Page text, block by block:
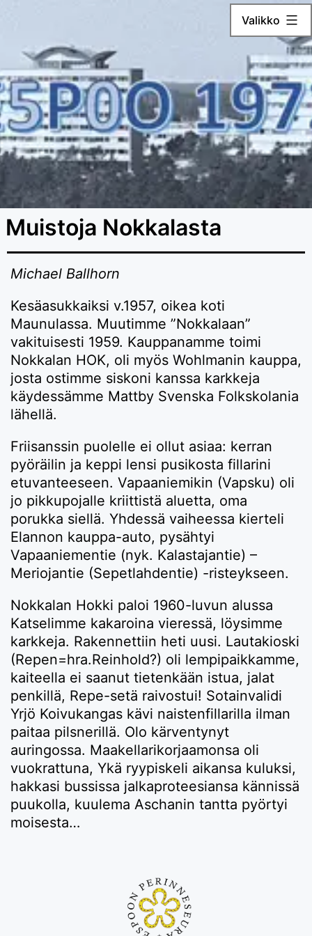
Valikko
Muistoja Nokkalasta
Michael Ballhorn
Kesäasukkaiksi v.1957, oikea koti
Maunulassa. Muutimme ”Nokkalaan”
vakituisesti 1959. Kauppanamme toimi
Nokkalan HOK, oli myös Wohlmanin kauppa,
josta ostimme siskoni kanssa karkkeja
käydessämme Mattby Svenska Folkskolania
lähellä.
Friisanssin puolelle ei ollut asiaa: kerran
pyöräilin ja keppi lensi pusikosta fillarini
etuvanteeseen. Vapaaniemikin (Vapsku) oli
jo pikkupojalle kriittistä aluetta, oma
porukka siellä. Yhdessä vaiheessa kierteli
Elannon kauppa-auto, pysähtyi
Vapaaniementie (nyk. Kalastajantie) –
Meriojantie (Sepetlahdentie) -risteykseen.
Nokkalan Hokki paloi 1960-luvun alussa
Katselimme kakaroina vieressä, löysimme
karkkeja. Rakennettiin heti uusi. Lautakioski
(Repen=hra.Reinhold?) oli lempipaikkamme,
kaiteella ei saanut tietenkään istua, jalat
penkillä, Repe-setä raivostui! Sotainvalidi
Yrjö Koivukangas kävi naistenfillarilla ilman
paitaa pilsnerillä. Olo kärventynyt
auringossa. Maakellarikorjaamonsa oli
vuokrattuna, Ykä ryypiskeli aikansa kuluksi,
hakkasi bussissa jalkaproteesiansa kännissä
puukolla, kuulema Aschanin tantta pyörtyi
moisesta…